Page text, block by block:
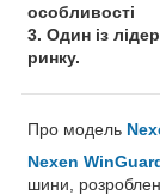
особливості
3. Один із
ринку.
Про модель
Nexen
шини,